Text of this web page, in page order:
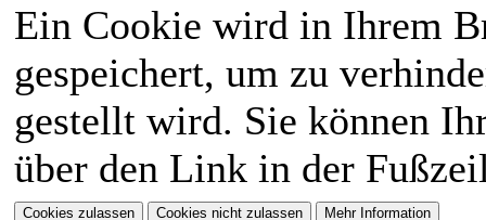
Ein Cookie wird in Ihrem
gespeichert, um zu
gestellt wird. Sie können
über den Link in der